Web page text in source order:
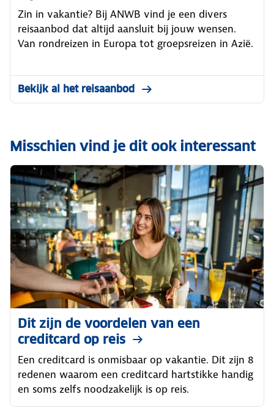
Zin in vakantie? Bij ANWB vind je een divers
reisaanbod dat altijd aansluit bij jouw wensen.
Van rondreizen in Europa tot groepsreizen in Azië.
Bekijk al het reisaanbod
Misschien vind je dit ook interessant
Dit zijn de voordelen van een
creditcard op reis
Een creditcard is onmisbaar op vakantie. Dit zijn 8
redenen waarom een creditcard hartstikke handig
en soms zelfs noodzakelijk is op reis.